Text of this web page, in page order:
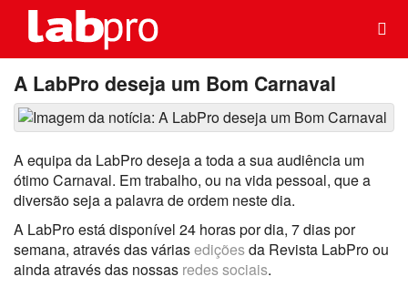
A LabPro deseja um Bom Carnaval
A equipa da LabPro deseja a toda a sua audiência um
ótimo Carnaval. Em trabalho, ou na vida pessoal, que a
diversão seja a palavra de ordem neste dia.
A LabPro está disponível 24 horas por dia, 7 dias por
semana, através das váriasediçõesda Revista LabPro ou
ainda através das nossas redes sociais.